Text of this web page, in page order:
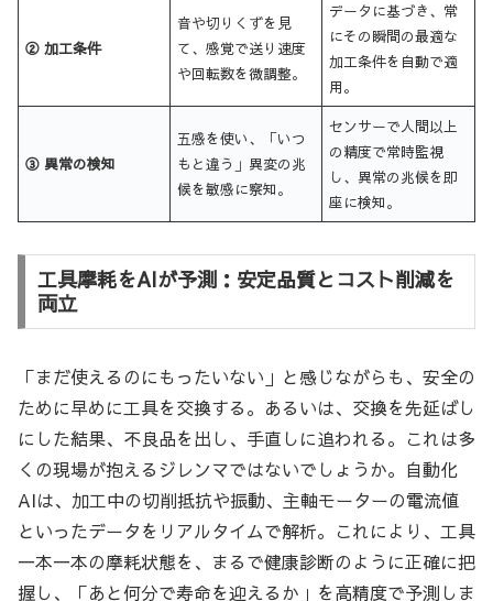
② 加工条件
音や切りくずを見
て、感覚で送り速度
や回転数を微調整。
データに基づき、常
にその瞬間の最適な
加工条件を自動で適
用。
③ 異常の検知
五感を使い、「いつ
もと違う」異変の兆
候を敏感に察知。
センサーで人間以上
の精度で常時監視
し、異常の兆候を即
座に検知。
工具摩耗をAIが予測：安定品質とコスト削減を
両立
「まだ使えるのにもったいない」と感じながらも、安全の
ために早めに工具を交換する。あるいは、交換を先延ばし
にした結果、不良品を出し、手直しに追われる。これは多
くの現場が抱えるジレンマではないでしょうか。自動化
AIは、加工中の切削抵抗や振動、主軸モーターの電流値
といったデータをリアルタイムで解析。これにより、工具
一本一本の摩耗状態を、まるで健康診断のように正確に把
握し、「あと何分で寿命を迎えるか」を高精度で予測しま